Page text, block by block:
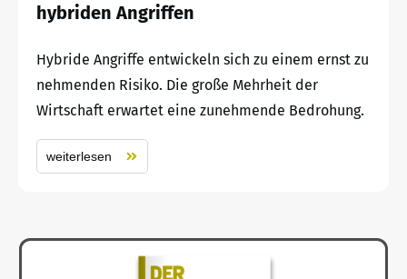
hybriden Angriffen
Hybride Angriffe entwickeln sich zu einem ernst zu
nehmenden Risiko. Die große Mehrheit der
Wirtschaft erwartet eine zunehmende Bedrohung.
weiterlesen